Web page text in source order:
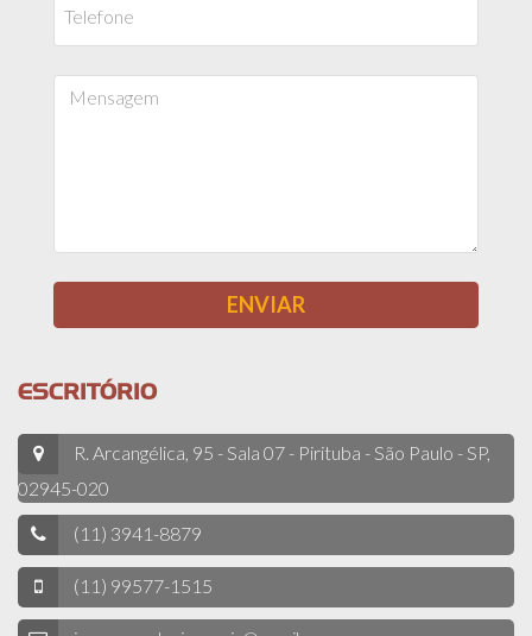
ESCRITÓRIO
R. Arcangélica, 95 - Sala 07 - Pirituba - São Paulo - SP,
02945-020
(11) 3941-8879
(11) 99577-1515